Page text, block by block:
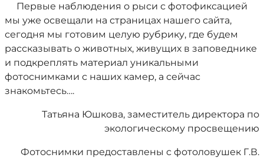
Первые наблюдения о рыси с фотофиксацией
мы уже освещали на страницах нашего сайта,
сегодня мы готовим целую рубрику, где будем
рассказывать о животных, живущих в заповеднике
и подкреплять материал уникальными
фотоснимками с наших камер, а сейчас
знакомьтесь….
Татьяна Юшкова, заместитель директора по
экологическому просвещению
Фотоснимки предоставлены с фотоловушек Г.В.